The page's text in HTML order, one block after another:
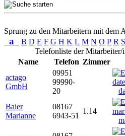
Sprung zu den Mitarbeitern mit dem
a B D E F G H K L M N O P R S
Telefonliste der
Name
Telefon Zimmer
actago
GmbH
09951
99990-
20
Baier
Marianne
08167
6943-51
1.14